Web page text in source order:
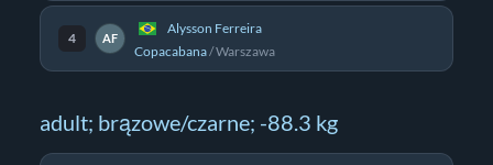
4 AF
Alysson Ferreira
Copacabana/Warszawa
adult; brązowe/czarne; -88.3 kg